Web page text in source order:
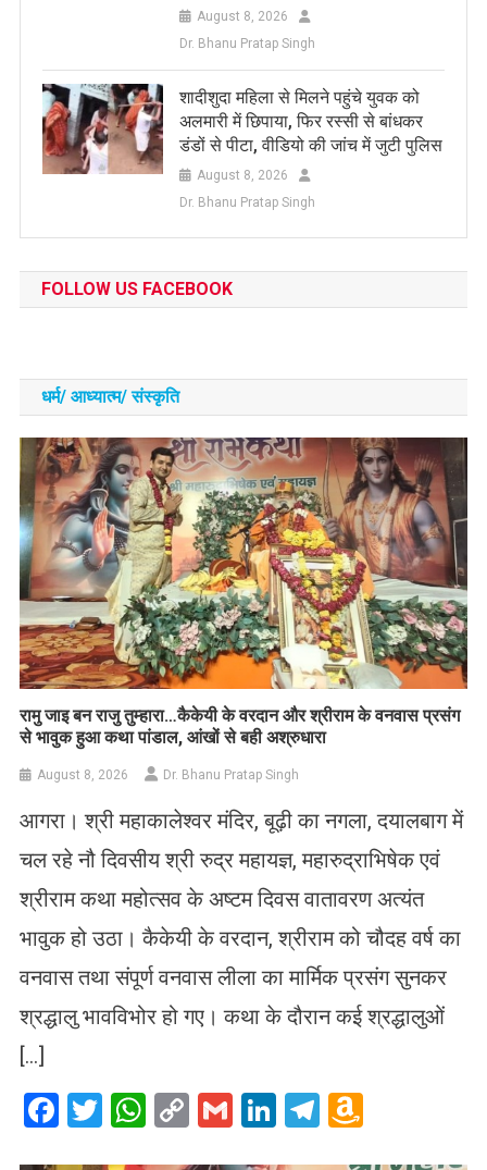
August 8, 2026
Dr. Bhanu Pratap Singh
शादीशुदा महिला से मिलने पहुंचे युवक को
अलमारी में छिपाया, फिर रस्सी से बांधकर
डंडों से पीटा, वीडियो की जांच में जुटी पुलिस
August 8, 2026
Dr. Bhanu Pratap Singh
FOLLOW US FACEBOOK
धर्म/ आध्‍यात्‍म/ संस्‍कृति
रामु जाइ बन राजु तुम्हारा…कैकेयी के वरदान और श्रीराम के वनवास प्रसंग
से भावुक हुआ कथा पांडाल, आंखों से बही अश्रुधारा
August 8, 2026 Dr. Bhanu Pratap Singh
आगरा। श्री महाकालेश्वर मंदिर, बूढ़ी का नगला, दयालबाग में
चल रहे नौ दिवसीय श्री रुद्र महायज्ञ, महारुद्राभिषेक एवं
श्रीराम कथा महोत्सव के अष्टम दिवस वातावरण अत्यंत
भावुक हो उठा। कैकेयी के वरदान, श्रीराम को चौदह वर्ष का
वनवास तथा संपूर्ण वनवास लीला का मार्मिक प्रसंग सुनकर
श्रद्धालु भावविभोर हो गए। कथा के दौरान कई श्रद्धालुओं
[…]
Facebook
Twitter
WhatsApp
CopyGmailLinkedIn
Telegram